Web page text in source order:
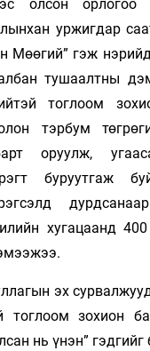
олсон орлогоо
уржигдар
Мөөгий” гэж
тушаалтны
тоглоом
тэрбум
оруулж,
буруутгаж
хугацаанд
эх
тоглоом зохион
нь үнэн”